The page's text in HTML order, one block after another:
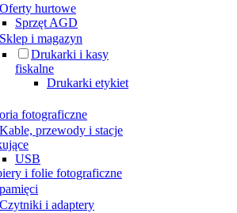
Oferty hurtowe
Sprzęt AGD
Sklep i magazyn
Drukarki i kasy
fiskalne
Drukarki etykiet
fotograficzne
Kable, przewody i stacje
USB
i folie fotograficzne
Czytniki i adaptery